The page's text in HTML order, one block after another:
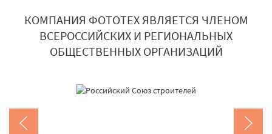
КОМПАНИЯ ФОТОТЕХ ЯВЛЯЕТСЯ ЧЛЕНОМ
ВСЕРОССИЙСКИХ И РЕГИОНАЛЬНЫХ
ОБЩЕСТВЕННЫХ ОРГАНИЗАЦИЙ